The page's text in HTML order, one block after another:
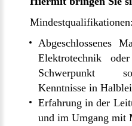
Mindestqualifikationen:
Abgeschlossenes
Elektrotechnik
Schwerpunkt
Kenntnisse in
Erfahrung in der
und im Umgang mit